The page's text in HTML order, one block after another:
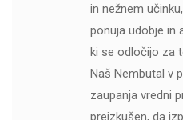
in nežnem
ponuja udobje in
ki se odločijo za
Naš Nembutal v
zaupanja vredni
preizkušen, da